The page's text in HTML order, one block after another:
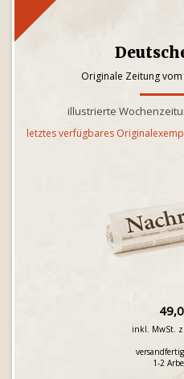
Originale Zeitung vom
illustrierte
letztes verfügbares
inkl. MwSt.
1-2